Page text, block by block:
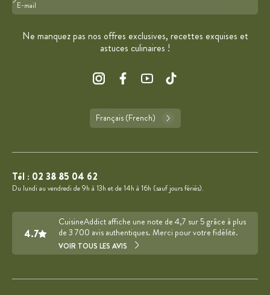
Format : adresse@email.com
Ne manquez pas nos offres exclusives, recettes exquises et
astuces culinaires !
Français (French)
Tél : 02 38 85 04 62
Du lundi au vendredi de 9h à 13h et de 14h à 16h (sauf jours fériés).
4.7
CuisineAddict affiche une note de 4,7 sur 5 grâce à plus
de 3 700 avis authentiques. Merci pour votre fidélité.
VOIR TOUS LES AVIS